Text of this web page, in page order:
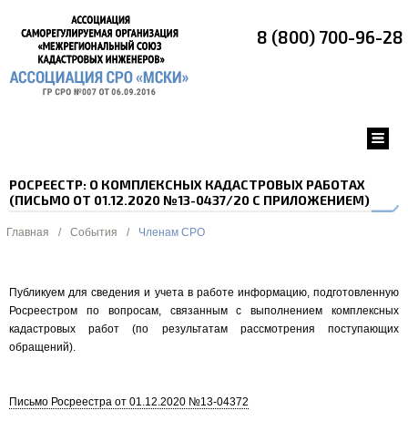
8 (800) 700-96-28
РОСРЕЕСТР: О КОМПЛЕКСНЫХ КАДАСТРОВЫХ РАБОТАХ
(ПИСЬМО ОТ 01.12.2020 №13-0437/20 С ПРИЛОЖЕНИЕМ)
Главная / События / Членам СРО
Публикуем для сведения и учета в работе информацию, подготовленную
Росреестром по вопросам, связанным с выполнением комплексных
кадастровых работ (по результатам рассмотрения поступающих
обращений).
Письмо Росреестра от 01.12.2020 №13-04372